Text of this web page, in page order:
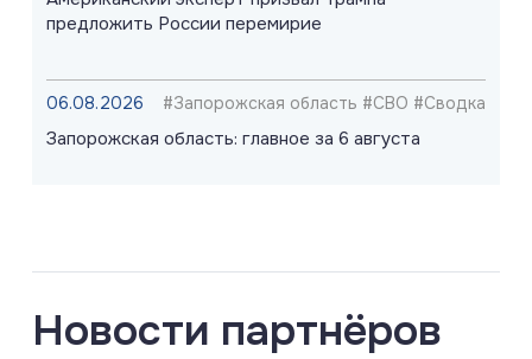
предложить России перемирие
06.08.2026 #Запорожская область #СВО #Сводка
Запорожская область: главное за 6 августа
Россия нанесла массированный удар по логистике
Новости партнёров